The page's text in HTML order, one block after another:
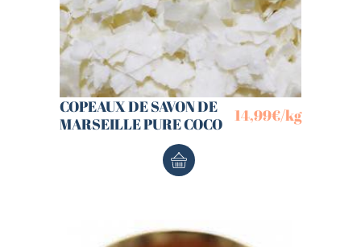
COPEAUX DE SAVON DE
MARSEILLE PURE COCO
14,99€/kg